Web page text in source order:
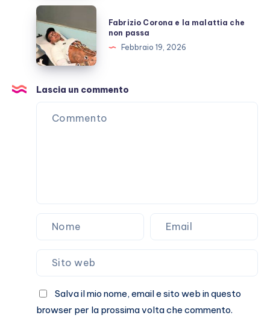
con
Stefano
De
Martino
Fabrizio
Corona
e
la
malattia
che
non
passa
Fabrizio Corona e la malattia che
non passa
Febbraio 19, 2026
Lascia un commento
Salva il mio nome, email e sito web in questo
browser per la prossima volta che commento.